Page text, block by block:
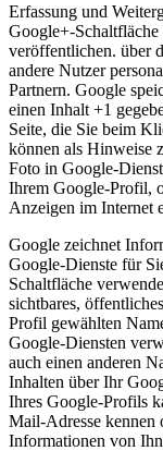
Erfassung und
Google+-
veröffentlichen. über
andere Nutzer
Partnern. Google
einen Inhalt +1
Seite, die Sie beim
können als Hinweise
Foto in Google-
Ihrem Google-Profil,
Anzeigen im Internet
Google zeichnet
Google-Dienste für
Schaltfläche
sichtbares,
Profil gewählten
Google-Diensten
auch einen anderen
Inhalten über Ihr
Ihres Google-Profils
Mail-Adresse kennen
Informationen von